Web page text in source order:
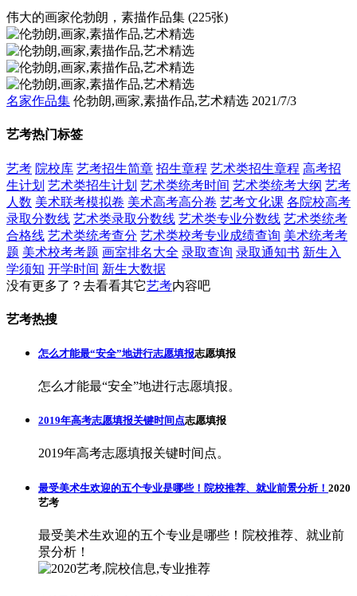
伟大的画家伦勃朗，素描作品集 (225张)
名家作品集 伦勃朗,画家,素描作品,艺术精选 2021/7/3
艺考热门标签
艺考 院校库 艺考招生简章 招生章程 艺术类招生章程 高考招
生计划 艺术类招生计划 艺术类统考时间 艺术类统考大纲 艺考
人数 美术联考模拟卷 美术高考高分卷 艺考文化课 各院校高考
录取分数线 艺术类录取分数线 艺术类专业分数线 艺术类统考
合格线 艺术类统考查分 艺术类校考专业成绩查询 美术统考考
题 美术校考考题 画室排名大全 录取查询 录取通知书 新生入
学须知 开学时间 新生大数据
没有更多了？去看看其它艺考内容吧
艺考热搜
怎么才能最“安全”地进行志愿填报志愿填报
怎么才能最“安全”地进行志愿填报。
2019年高考志愿填报关键时间点志愿填报
2019年高考志愿填报关键时间点。
最受美术生欢迎的五个专业是哪些！院校推荐、就业前景分析！ 2020
艺考
最受美术生欢迎的五个专业是哪些！院校推荐、就业前
景分析！